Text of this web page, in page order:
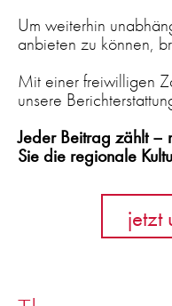
Um weiterhin
anbieten zu können,
Mit einer freiwilligen
unsere
Jeder Beitrag zählt –
Sie die regionale
jetzt